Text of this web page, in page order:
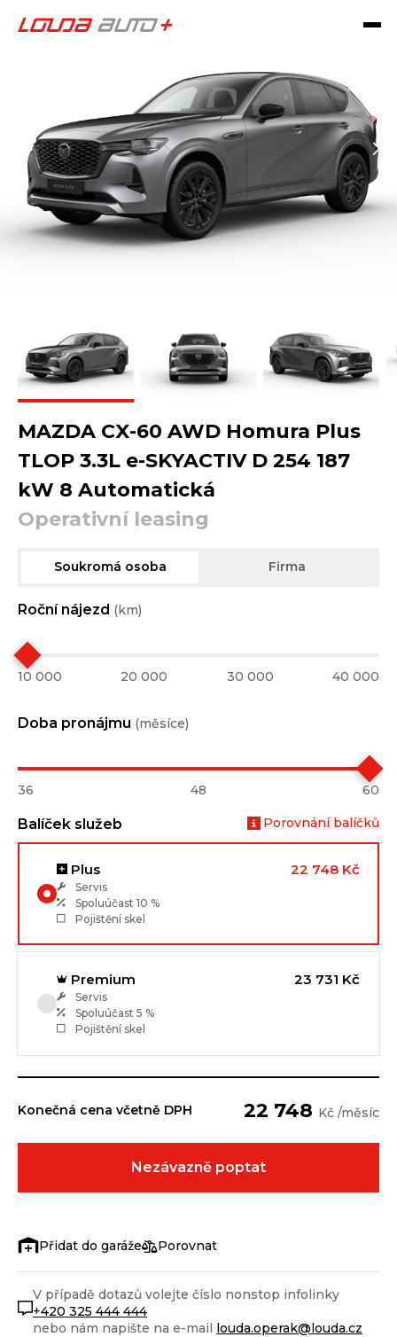
MAZDA CX-60 AWD Homura Plus
TLOP 3.3L e-SKYACTIV D 254 187
kW 8 Automatická
Operativní leasing
Soukromá osoba Firma
Roční nájezd (km)
10 000 20 000 30 000 40 000
Doba pronájmu (měsíce)
36 48 60
Balíček služeb Porovnání balíčků
Plus 22 748 Kč
Servis
Spoluúčast 10 %
Pojištění skel
Premium 23 731 Kč
Servis
Spoluúčast 5 %
Pojištění skel
Konečná cena včetně DPH 22 748 Kč /měsíc
Nezávazně poptat
Porovnat
V případě dotazů volejte číslo nonstop infolinky
+420 325 444 444
nebo nám napište na e-mail louda.operak@louda.cz